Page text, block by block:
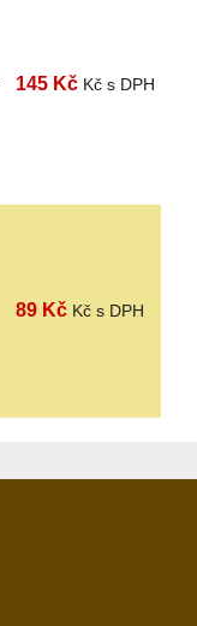
145 Kč Kč s DPH
89 Kč Kč s DPH